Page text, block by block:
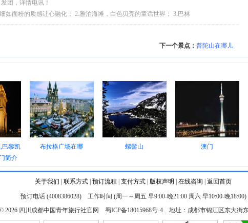
精华景点一网打尽 美食：海南鸡饭、面包鸡、奶油虾、肉骨茶、南
元旦节:巴厘岛全程住宿当五酒店
团，详情电讯！
如面粉的质感让心融化； 2.雅泊海滩，白色贝壳的童话世界； 3.巴林
世 6.长滩岛物价便宜，善良好客，消费感觉很爽 下一个景点：普陀山在哪儿
巴黎凯
简介
布拉格广场在哪 螺髻山 澳门
关于我们 联系方式 预订流程 支付方式 版权声明 在线咨询 返回首页
预订电话 (4008386028) 工作时间 (周一～周五 早9:00-晚21:00 周六 早10:00-晚18:00)
2026 四川成都中国青年旅行社官网 蜀ICP备18015968号-4 地址：成都市锦江区东大街